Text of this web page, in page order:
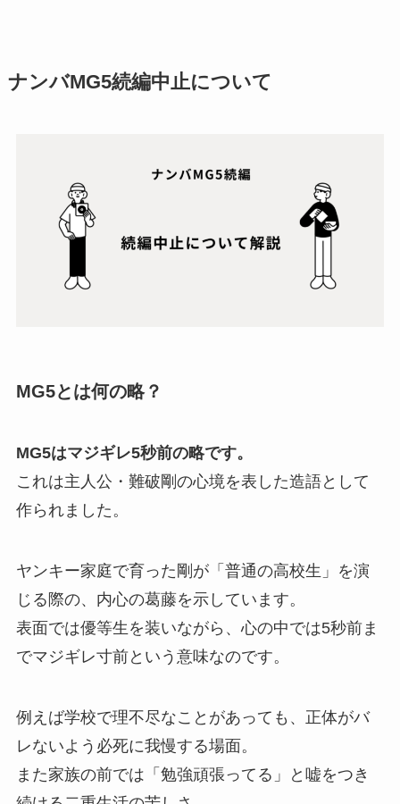
ナンバMG5続編中止について
MG5とは何の略？
MG5はマジギレ5秒前の略です。
これは主人公・難破剛の心境を表した造語として
作られました。
ヤンキー家庭で育った剛が「普通の高校生」を演
じる際の、内心の葛藤を示しています。
表面では優等生を装いながら、心の中では5秒前ま
でマジギレ寸前という意味なのです。
例えば学校で理不尽なことがあっても、正体がバ
レないよう必死に我慢する場面。
また家族の前では「勉強頑張ってる」と嘘をつき